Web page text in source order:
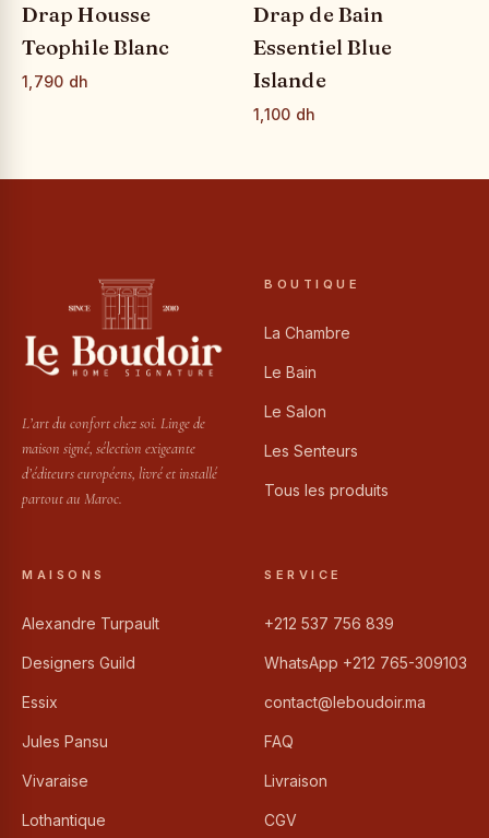
Drap Housse
Teophile Blanc
1,790 dh
Drap de Bain
Essentiel Blue
Islande
1,100 dh
L’art du confort chez soi. Linge de
maison signé, sélection exigeante
d’éditeurs européens, livré et installé
partout au Maroc.
BOUTIQUE
La Chambre
Le Bain
Le Salon
Les Senteurs
Tous les produits
MAISONS
Alexandre Turpault
Designers Guild
Essix
Jules Pansu
Vivaraise
Lothantique
SERVICE
+212 537 756 839
WhatsApp +212 765-309103
contact@leboudoir.ma
FAQ
Livraison
CGV